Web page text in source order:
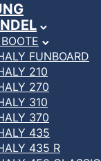
FUNBOARD
210
270
310
370
435
435 R